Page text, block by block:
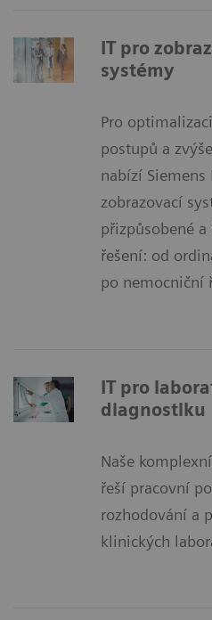
IT pro
systémy
Pro
postupů a
nabízí Siemens
zobrazovací
přizpůsobené
řešení: od
po nemocniční
IT pro
diagnostiku
Naše
řeší pracovní
rozhodování a
klinických